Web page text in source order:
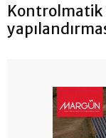
Kontrolmatik